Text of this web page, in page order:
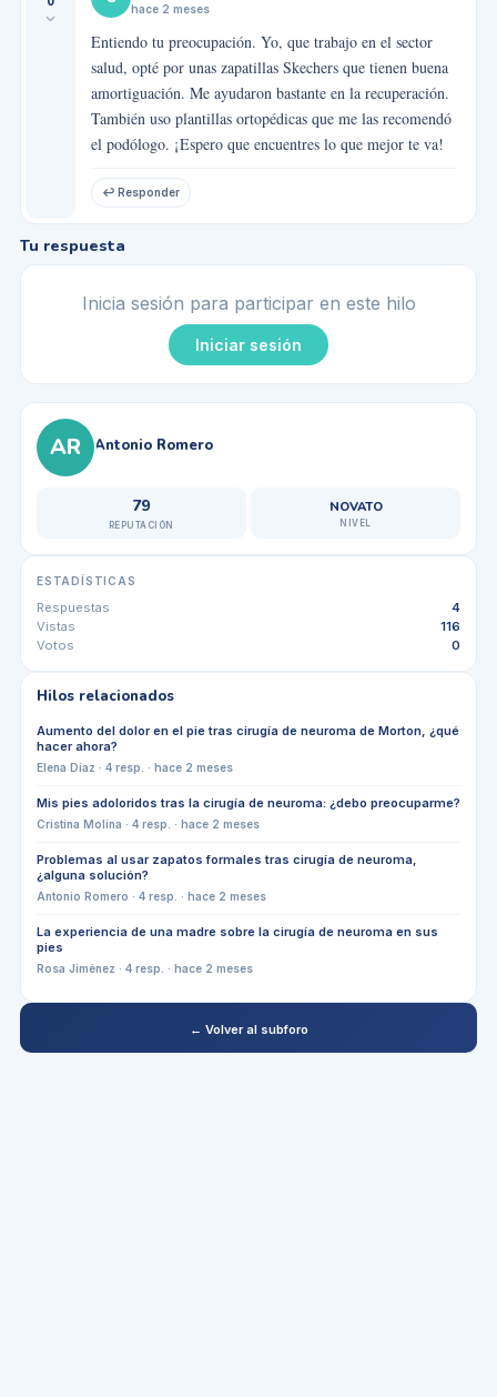
hace 2 meses
Entiendo tu preocupación. Yo, que trabajo en el sector
salud, opté por unas zapatillas Skechers que tienen buena
amortiguación. Me ayudaron bastante en la recuperación.
También uso plantillas ortopédicas que me las recomendó
el podólogo. ¡Espero que encuentres lo que mejor te va!
↩ Responder
Tu respuesta
Inicia sesión para participar en este hilo
Iniciar sesión
AR Antonio Romero
79
REPUTACIÓN
NOVATO
NIVEL
ESTADÍSTICAS
Respuestas
4
Vistas
116
Votos
0
Hilos relacionados
Aumento del dolor en el pie tras cirugía de neuroma de Morton, ¿qué
hacer ahora?
Elena Díaz · 4resp. · hace 2 meses
Mis pies adoloridos tras la cirugía de neuroma: ¿debo preocuparme?
Cristina Molina · 4resp. · hace 2 meses
Problemas al usar zapatos formales tras cirugía de neuroma,
¿alguna solución?
Antonio Romero · 4resp. · hace 2 meses
La experiencia de una madre sobre la cirugía de neuroma en sus
pies
Rosa Jiménez · 4resp. · hace 2 meses
← Volver al subforo